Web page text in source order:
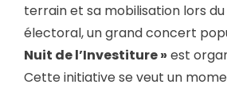
terrain et sa mobilisation lors
électoral, un grand concert
Nuit de l’Investiture » est
Cette initiative se veut un